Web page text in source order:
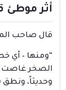
أثر
قال صاحب
“ومنها – أي
الصخر غاصت
وحديثاً،